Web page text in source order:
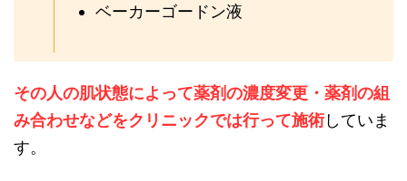
ベーカーゴードン液
その人の肌状態によって薬剤の濃度変更・薬剤の組
み合わせなどをクリニックでは行って施術していま
す。